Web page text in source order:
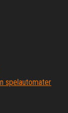
spelautomater